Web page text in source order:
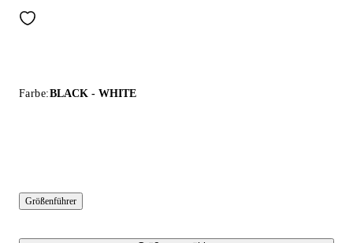
Farbe:BLACK - WHITE
Größenführer